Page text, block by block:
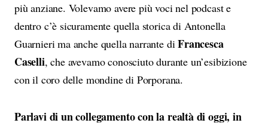
più anziane. Volevamo avere più voci nel podcast e
dentro c’è sicuramente quella storica di Antonella
Guarnieri ma anche quella narrante diFrancesca
Caselli, che avevamo conosciuto durante un’esibizione
con il coro delle mondine di Porporana.
Parlavi di un collegamento con la realtà di oggi, in